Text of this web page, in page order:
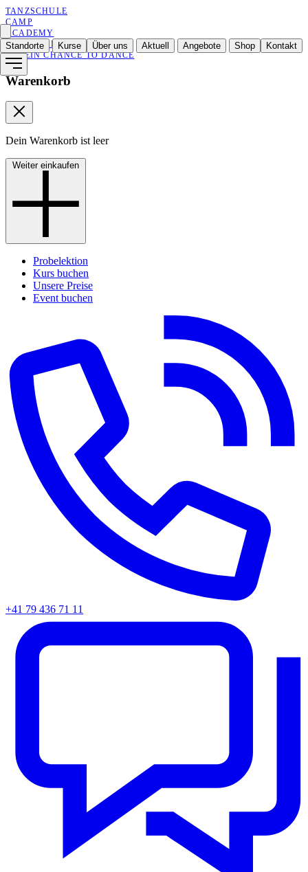
TANZSCHULE
CAMP
ACADEMY
ENTERTAINMENT
VEREIN CHANCE TO DANCE
Standorte Kurse Über uns Aktuell Angebote Shop Kontakt
Warenkorb
Dein Warenkorb ist leer
Weiter einkaufen
Probelektion
Kurs buchen
Unsere Preise
Event buchen
+41 79 436 71 11